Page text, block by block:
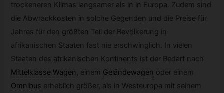
trockeneren Klimas langsamer als in in Europa. Zudem sind
die Abwrackkosten in solche Gegenden und die Preise für
Jahres für den größten Teil der Bevölkerung in
afrikanischen Staaten fast nie erschwinglich. In vielen
Staaten des afrikanischen Kontinents ist der Bedarf nach
Mittelklasse Wagen , einem Geländewagen oder einem
Omnibus erheblich größer, als in Westeuropa mit seinem